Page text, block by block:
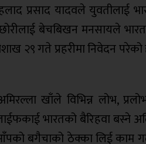
प्रसाद यादवले युवतीलाई
बेचबिखन मनसायले
२९ गते प्रहरीमा निवेदन
खाँले विभिन्न लोभ,
भारतको बैरिहवा
बगैचाको ठेक्का लिई काम